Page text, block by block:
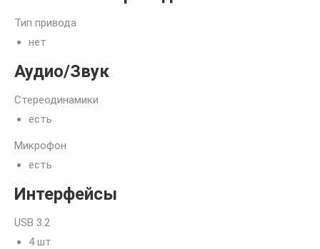
Тип привода
нет
Аудио/Звук
Стереодинамики
есть
Микрофон
есть
Интерфейсы
USB 3.2
4 шт